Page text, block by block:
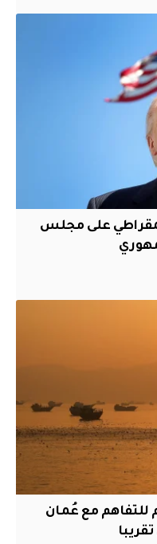
على مجلس
للتفاهم مع عُمان